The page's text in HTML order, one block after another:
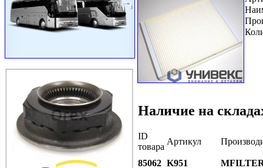
Наличие на
ID
товара
Артикул
85062 K951